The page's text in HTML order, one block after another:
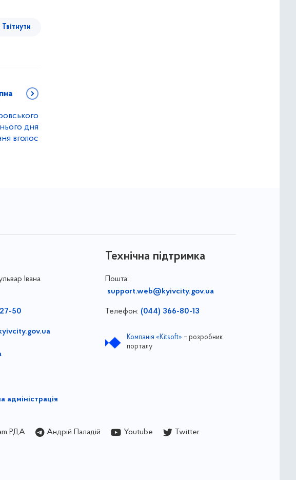
Твітнути
дня
вголос
Івана
50
адміністрація
Технічна підтримка
Пошта:
support.web@kyivcity.gov.ua
Телефон: (044) 366-80-13
Компанія «Kitsoft» – розробник
порталу
РДА Андрій Паладій Youtube
Twitter